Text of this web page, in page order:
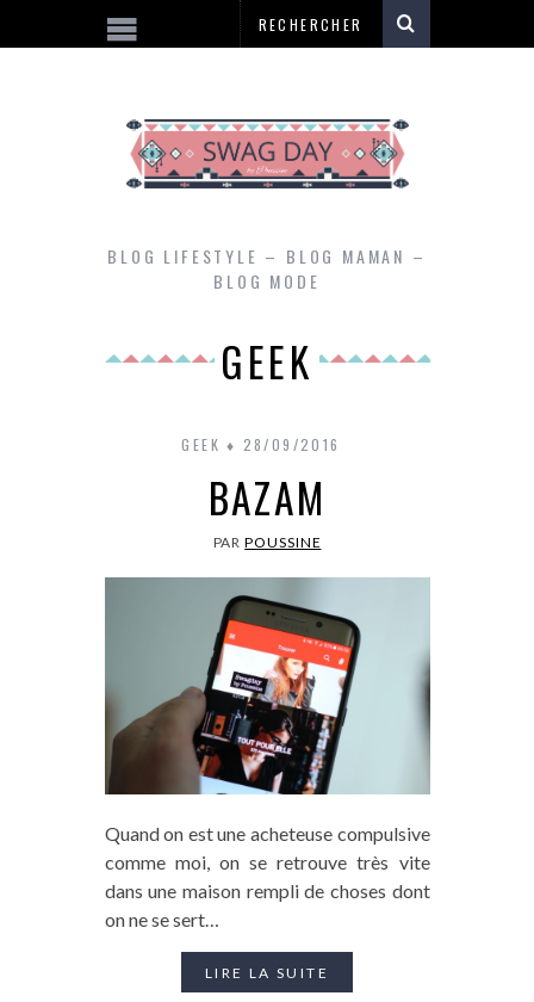
BLOG LIFESTYLE – BLOG MAMAN –
BLOG MODE
GEEK
GEEK 28/09/2016
BAZAM
PARPOUSSINE
Quand on est une acheteuse compulsive
comme moi, on se retrouve très vite
dans une maison rempli de choses dont
on ne se sert…
LIRE LA SUITE